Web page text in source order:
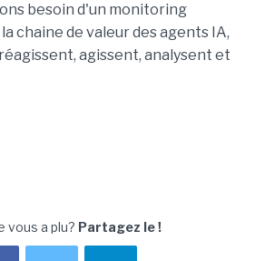
besoin d'un monitoring
chaine de valeur des agents IA,
agissent, analysent et
vous a plu? Partagez le !